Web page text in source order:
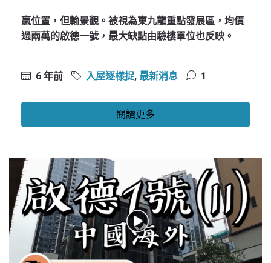
贏位置，但輸景觀。被視為東九龍重點發展區，均價
過兩萬的啟德一號，最大缺點由驗樓單位也反映。
6 年前 入屋逐樣捉, 最新消息 1
閱讀更多